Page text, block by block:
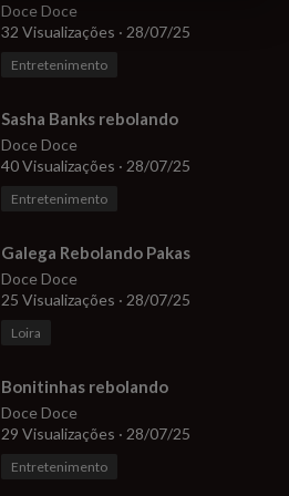
Doce Doce
32 Visualizações · 28/07/25
Entretenimento
⁣Sasha Banks rebolando
Doce Doce
40 Visualizações · 28/07/25
Entretenimento
⁣Galega Rebolando Pakas
Doce Doce
25 Visualizações · 28/07/25
Loira
⁣Bonitinhas rebolando
Doce Doce
29 Visualizações · 28/07/25
Entretenimento